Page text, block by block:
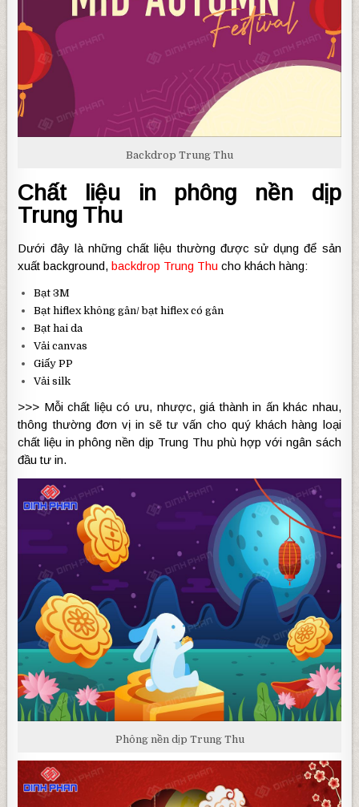
Backdrop Trung Thu
Chất liệu in phông nền dịp
Trung Thu
Dưới đây là những chất liệu thường được sử dụng để sản
xuất background, backdrop Trung Thu cho khách hàng:
Bạt 3M
Bạt hiflex không gân/ bạt hiflex có gân
Bạt hai da
Vải canvas
Giấy PP
Vải silk
>>> Mỗi chất liệu có ưu, nhược, giá thành in ấn khác nhau,
thông thường đơn vị in sẽ tư vấn cho quý khách hàng loại
chất liệu in phông nền dịp Trung Thu phù hợp với ngân sách
đầu tư in.
Phông nền dịp Trung Thu